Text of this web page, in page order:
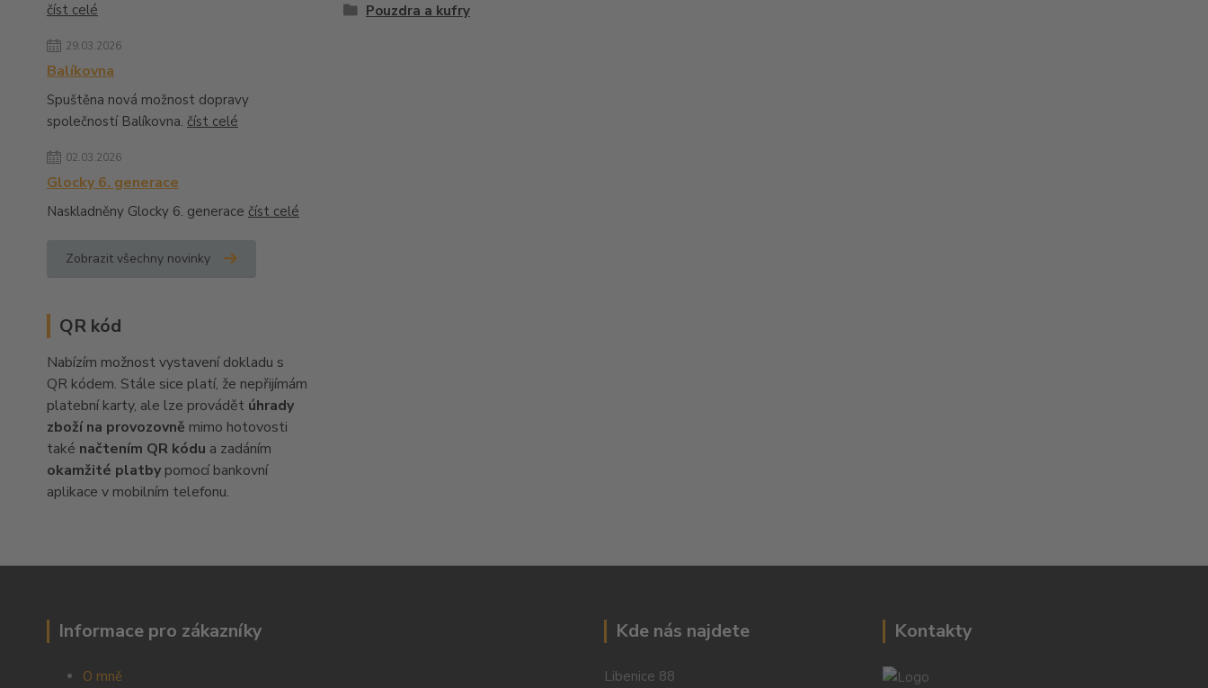
číst celé
29.03.2026
Balíkovna
Spuštěna nová možnost dopravy
společností Balíkovna. číst celé
02.03.2026
Glocky 6. generace
Naskladněny Glocky 6. generace číst celé
Zobrazit všechny novinky
QR kód
Nabízím možnost vystavení dokladu s
QR kódem. Stále sice platí, že nepřijímám
platební karty, ale lze provádět úhrady
zboží na provozovně mimo hotovosti
také načtením QR kódu a zadáním
okamžité platby pomocí bankovní
aplikace v mobilním telefonu.
Pouzdra a kufry
Informace pro zákazníky
O mně
Kde nás najdete
Libenice 88
Kontakty